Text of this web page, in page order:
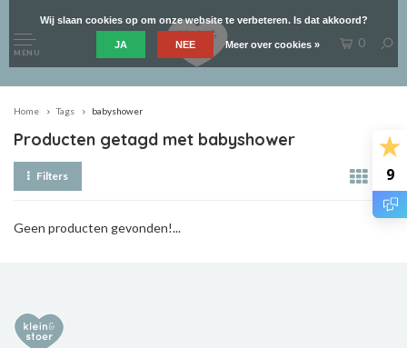
9
MENU
0
Home Tags babyshower
Producten getagd met babyshower
Filters
Geen producten gevonden!...
Wij slaan cookies op om onze website te verbeteren. Is dat akkoord?
JA NEE Meer over cookies »